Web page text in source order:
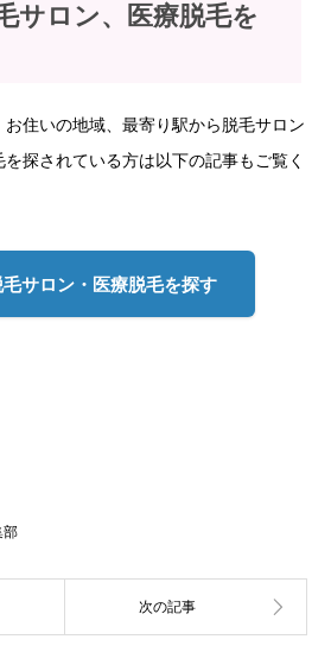
サロン、医療脱毛を
住いの地域、最寄り駅から脱毛サロン
探されている方は以下の記事もご覧く
サロン・医療脱毛を探す
部